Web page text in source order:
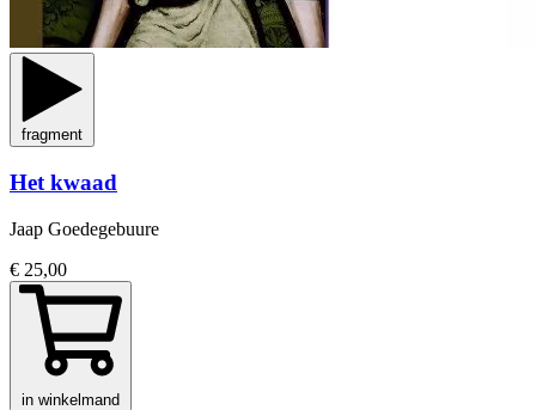
fragment
Het kwaad
Jaap Goedegebuure
€ 25,00
in winkelmand